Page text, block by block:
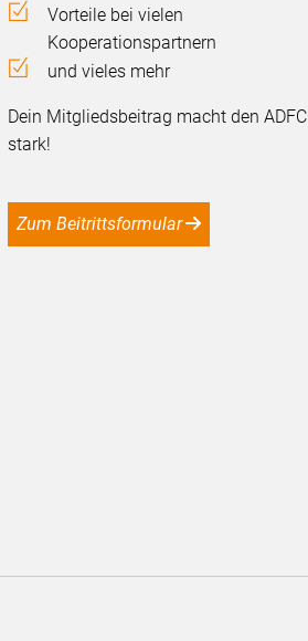
Vorteile bei vielen
Kooperationspartnern
und vieles mehr
Dein Mitgliedsbeitrag macht den ADFC
stark!
Zum Beitrittsformular